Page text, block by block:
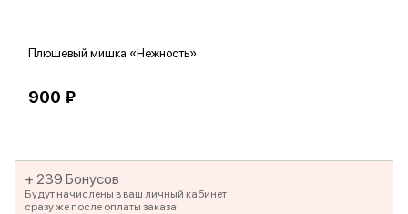
Плюшевый мишка «Нежность»
900 ₽
+ 239 Бонусов
Будут начислены в ваш личный кабинет
сразу же после оплаты заказа!